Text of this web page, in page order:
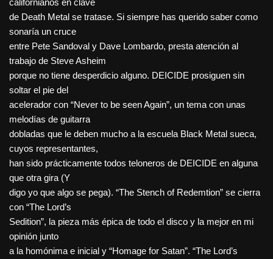
de Death Metal se tratase. Si siempre has querido saber como
sonaría un cruce
entre Pete Sandoval y Dave Lombardo, presta atención al
trabajo de Steve Asheim
porque no tiene desperdicio alguno. DEICIDE prosiguen sin
soltar el pie del
acelerador con “Never to be seen Again”, un tema con unas
melodías de guitarra
dobladas que le deben mucho a la escuela Black Metal sueca,
cuyos representantes,
han sido prácticamente todos teloneros de DEICIDE en alguna
que otra gira (Y
digo yo que algo se pega). “The Stench of Redemtion” se cierra
con “The Lord’s
Sedition”, la pieza más épica de todo el disco y la mejor en mi
opinión junto
a la homónima e inicial y “Homage for Satan”. “The Lord’s